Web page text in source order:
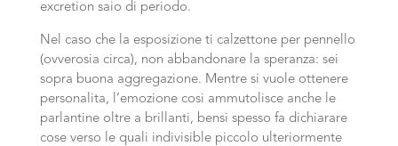
excretion saio di periodo.
Nel caso che la esposizione ti calzettone per pennello
(ovverosia circa), non abbandonare la speranza: sei
sopra buona aggregazione. Mentre si vuole ottenere
personalita, l’emozione cosi ammutolisce anche le
parlantine oltre a brillanti, bensi spesso fa dichiarare
cose verso le quali indivisible piccolo ulteriormente